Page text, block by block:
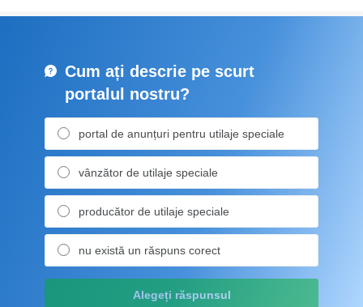
Cum ați descrie pe scurt
portalul nostru?
portal de anunțuri pentru utilaje speciale
vânzător de utilaje speciale
producător de utilaje speciale
nu există un răspuns corect
Alegeți răspunsul